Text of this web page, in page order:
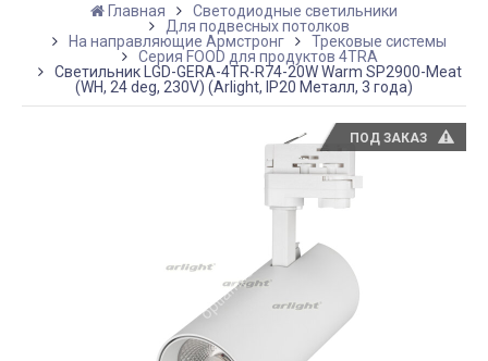
Главная
Светодиодные светильники
Для подвесных потолков
На направляющие Армстронг
Трековые системы
Серия FOOD для продуктов 4TRA
Светильник LGD-GERA-4TR-R74-20W Warm SP2900-Meat
(WH, 24 deg, 230V) (Arlight, IP20 Металл, 3 года)
ПОД ЗАКАЗ